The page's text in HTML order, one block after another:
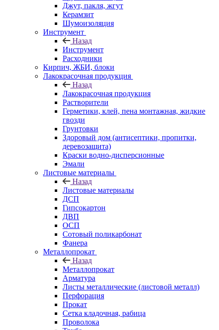
Джут, пакля, жгут
Керамзит
Шумоизоляция
Инструмент
Назад
Инструмент
Расходники
Кирпич, ЖБИ, блоки
Лакокрасочная продукция
Назад
Лакокрасочная продукция
Растворители
Герметики, клей, пена монтажная, жидкие
гвозди
Грунтовки
Здоровый дом (антисептики, пропитки,
деревозащита)
Краски водно-дисперсионные
Эмали
Листовые материалы
Назад
Листовые материалы
ДСП
Гипсокартон
ДВП
ОСП
Сотовый поликарбонат
Фанера
Металлопрокат
Назад
Металлопрокат
Арматура
Листы металлические (листовой металл)
Перфорация
Прокат
Сетка кладочная, рабица
Проволока